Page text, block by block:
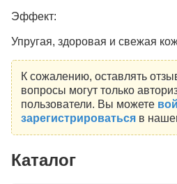
Эффект:
Упругая, здоровая и свежая
К сожалению, оставлять
вопросы могут только
пользователи. Вы можете
зарегистрироватьсяв
Каталог